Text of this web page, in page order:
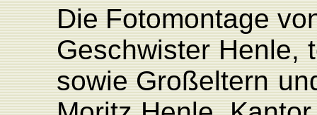
Die Fotomontage
Geschwister Henle,
sowie Großeltern